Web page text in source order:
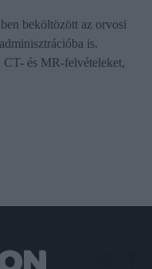
beköltözött az orvosi
is.
CT- és MR-felvételeket,